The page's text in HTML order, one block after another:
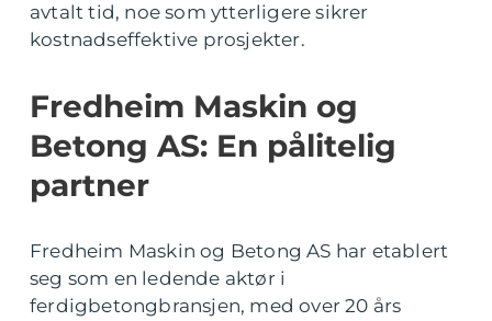
avtalt tid, noe som ytterligere sikrer
kostnadseffektive prosjekter.
Fredheim Maskin og
Betong AS: En pålitelig
partner
Fredheim Maskin og Betong AS har etablert
seg som en ledende aktør i
ferdigbetongbransjen, med over 20 års